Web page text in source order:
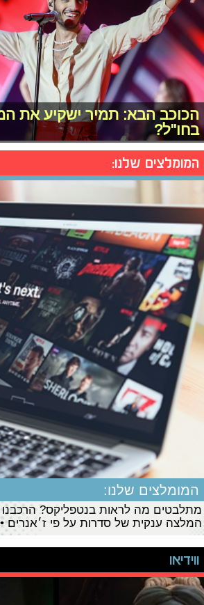
הכוכב הבא: תמיר ישקיע את
בחו"ל?
המומלצים שלנו:
המומלצים שלנו:
מתלבטים מה לראות בנטפליקס?
המלצה ענקית של סדרות על פי ז׳אנרים
ווידיאו